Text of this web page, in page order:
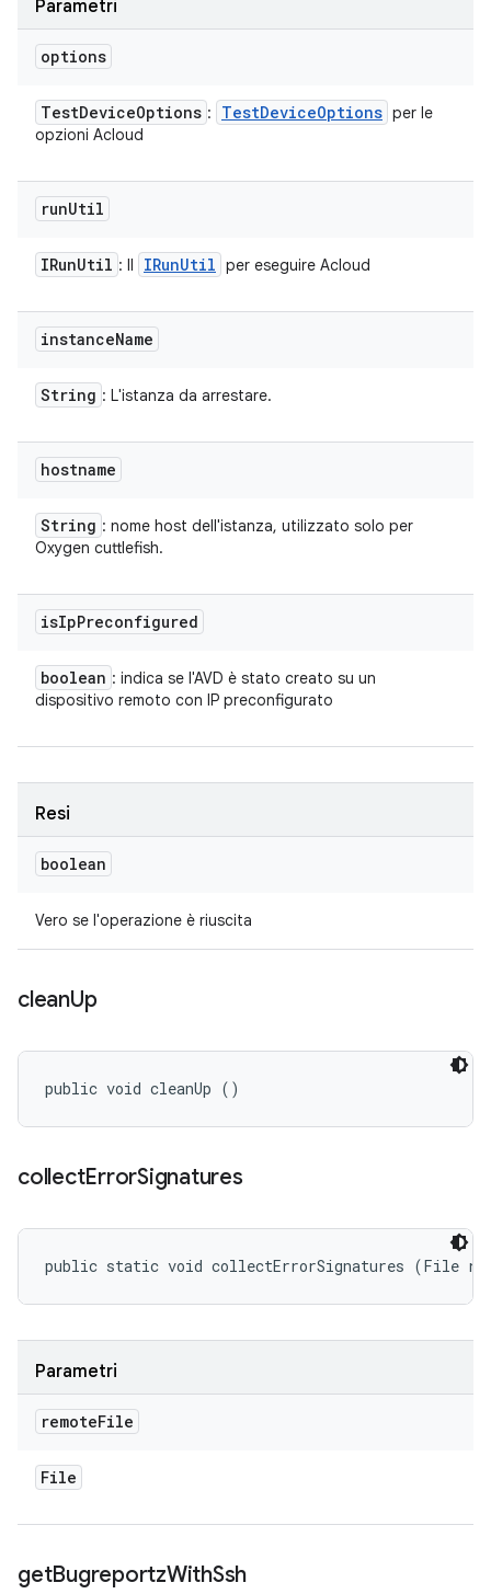
Parametri
options
TestDeviceOptions : TestDeviceOptions per le
opzioni Acloud
runUtil
IRunUtil : Il IRunUtil per eseguire Acloud
instanceName
String : L'istanza da arrestare.
hostname
String : nome host dell'istanza, utilizzato solo per
Oxygen cuttlefish.
isIpPreconfigured
boolean : indica se l'AVD è stato creato su un
dispositivo remoto con IP preconfigurato
Resi
boolean
Vero se l'operazione è riuscita
cleanUp
public void cleanUp ()
collectErrorSignatures
public static void collectErrorSignatures (File
Parametri
remoteFile
File
getBugreportzWithSsh